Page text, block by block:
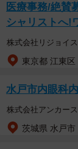
医療事務/絶賛
シャリストへ!
株式会社リジョイ
東京都 江東区
水戸市内眼科
株式会社アンカー
茨城県 水戸市